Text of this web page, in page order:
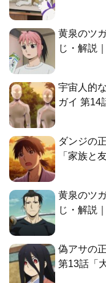
黄泉のツ
じ・解説
宇宙人的
ガイ 第14
ダンジの
「家族と友
黄泉のツ
じ・解説
偽アサの
第13話「